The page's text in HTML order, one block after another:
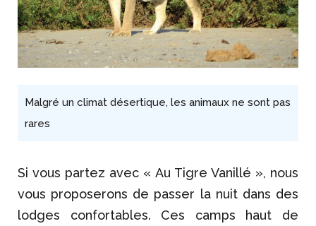
Malgré un climat désertique, les animaux ne sont pas
rares
Si vous partez avec « Au Tigre Vanillé », nous
vous proposerons de passer la nuit dans des
lodges confortables. Ces camps haut de